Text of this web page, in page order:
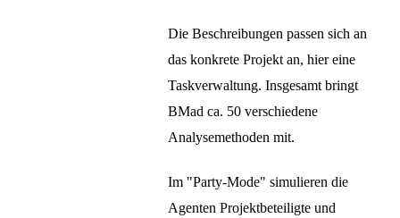
Die Beschreibungen passen sich an
das konkrete Projekt an, hier eine
Taskverwaltung. Insgesamt bringt
BMad ca. 50 verschiedene
Analysemethoden mit.
Im "Party-Mode" simulieren die
Agenten Projektbeteiligte und